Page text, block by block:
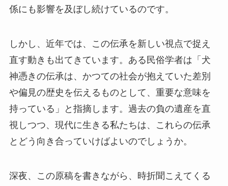
係にも影響を及ぼし続けているのです。
しかし、近年では、この伝承を新しい視点で捉え
直す動きも出てきています。ある民俗学者は「犬
神憑きの伝承は、かつての社会が抱えていた差別
や偏見の歴史を伝えるものとして、重要な意味を
持っている」と指摘します。過去の負の遺産を直
視しつつ、現代に生きる私たちは、これらの伝承
とどう向き合っていけばよいのでしょうか。
深夜、この原稿を書きながら、時折聞こえてくる